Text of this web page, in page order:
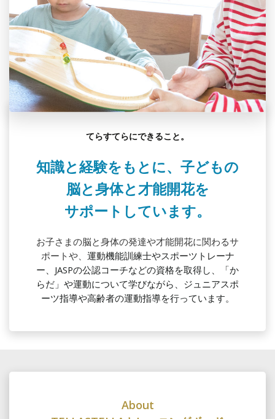
てらすてらにできること。
知識と経験をもとに、子どもの
脳と身体と才能開花を
サポートしています。
お子さまの脳と身体の発達や才能開花に関わるサ
ポートや、 運動機能訓練士やスポーツトレーナ
ー、JASPの公認コーチなどの資格を取得し、「か
らだ」や運動について学びながら、ジュニアスポ
ーツ指導や高齢者の運動指導を行っています。
About